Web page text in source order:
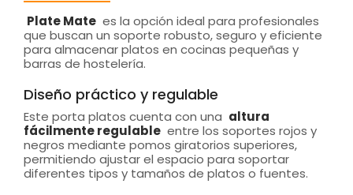
Plate Mate es la opción ideal para profesionales
que buscan un soporte robusto, seguro y eficiente
para almacenar platos en cocinas pequeñas y
barras de hostelería.
Diseño práctico y regulable
Este porta platos cuenta con una altura
fácilmente regulable entre los soportes rojos y
negros mediante pomos giratorios superiores,
permitiendo ajustar el espacio para soportar
diferentes tipos y tamaños de platos o fuentes.